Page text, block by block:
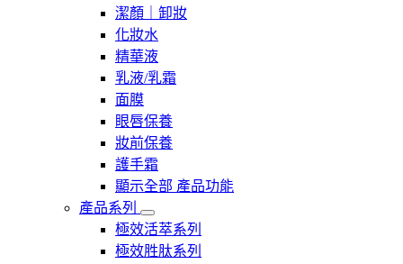
潔顏｜卸妝
化妝水
精華液
乳液/乳霜
面膜
眼唇保養
妝前保養
護手霜
顯示全部 產品功能
產品系列
極效活萃系列
極效胜肽系列